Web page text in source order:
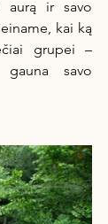
aurą ir savo
kai ką
grupei –
gauna savo